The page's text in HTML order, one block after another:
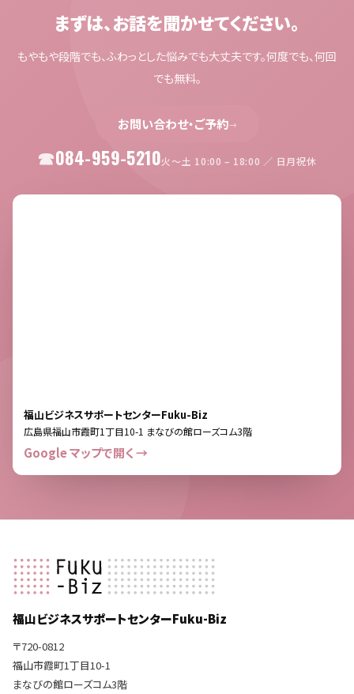
まずは、お話を聞かせてください。
もやもや段階でも、ふわっとした悩みでも大丈夫です。何度でも、何回
でも無料。
お問い合わせ・ご予約→
084-959-5210火〜土 10:00 – 18:00 ／ 日月祝休
福山ビジネスサポートセンターFuku-Biz
広島県福山市霞町1丁目10-1 まなびの館ローズコム3階
Google マップで開く →
福山ビジネスサポートセンターFuku-Biz
〒720-0812
福山市霞町1丁目10-1
まなびの館ローズコム3階